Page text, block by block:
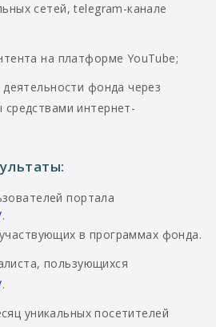
сетей, telegram-канале
на платформе YouTube;
фонда через
интернет-
портала
.
в программах фонда.
пользующихся
.
уникальных посетителей